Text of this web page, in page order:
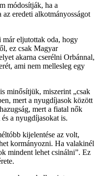
módosítják, ha a
eredeti alkotmányosságot
eljutottak oda, hogy
ez csak Magyar
akarna cserélni Orbánnal,
ami nem mellesleg egy
minősítjük, miszerint „csak
mert a nyugdíjasok között
mert a fiatal nők
a nyugdíjasokat is.
kijelentése az volt,
kormányozni. Ha valakinél
mindent lehet csinálni”. Ez